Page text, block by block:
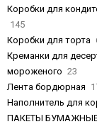
Коробки для
145
Коробки для торта
Креманки для
мороженого 23
Лента бордюрная
Наполнитель для
ПАКЕТЫ